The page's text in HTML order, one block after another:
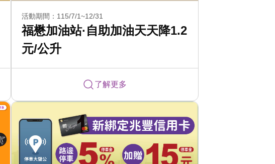
活動期間：115/7/1~12/31
福懋加油站·自助加油天天降1.2
元/公升
了解更多